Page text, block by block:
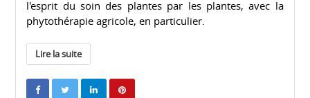
l'esprit du soin des plantes par les plantes, avec la
phytothérapie agricole, en particulier.
Lire la suite